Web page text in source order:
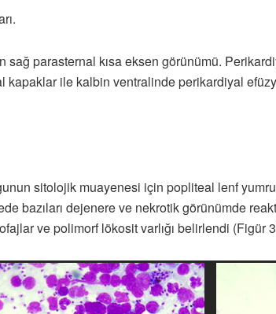
sağ parasternal kısa eksen görünümü.
kapaklar ile kalbin ventralinde perikardiyal
sitolojik muayenesi için popliteal lenf
bazıları dejenere ve nekrotik görünümde
ve polimorf lökosit varlığı belirlendi (Figür